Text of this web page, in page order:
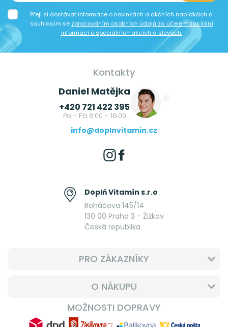
Přeji si dostávat informace o novinkách a akčních nabídkách a
souhlasím se zpracováním osobních údajů za účelem zasílání
informací o speciálních akcích a slevách.
Kontakty
Daniel Matějka
+420 721 422 395
Po - Pá 8:00 - 16:00
info@doplnvitamin.cz
Doplň Vitamín s.r.o
Roháčova 145/14
130 00 Praha 3 - Žižkov
Česká republika
PRO ZÁKAZNÍKY
O NÁKUPU
MOŽNOSTI DOPRAVY